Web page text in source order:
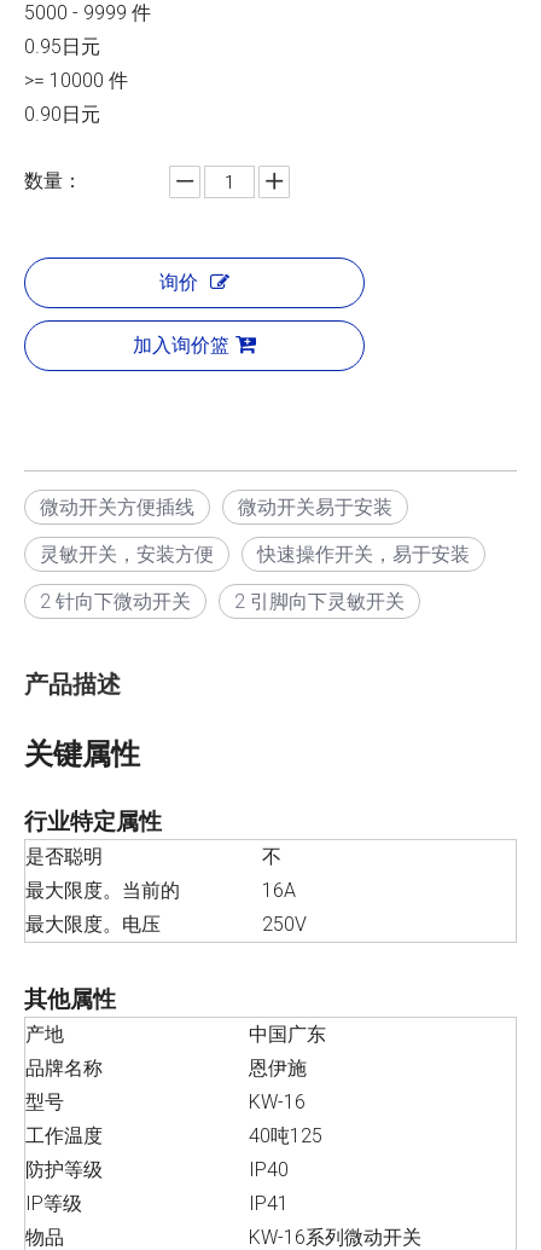
5000 - 9999 件
0.95日元
>= 10000 件
0.90日元
数量：
询价
加入询价篮
微动开关方便插线 微动开关易于安装
灵敏开关，安装方便 快速操作开关，易于安装
2 针向下微动开关 2 引脚向下灵敏开关
产品描述
关键属性
行业特定属性
是否聪明
不
最大限度。当前的
16A
最大限度。电压
250V
其他属性
产地
中国广东
品牌名称
恩伊施
型号
KW-16
工作温度
40吨125
防护等级
IP40
IP等级
IP41
物品
KW-16系列微动开关